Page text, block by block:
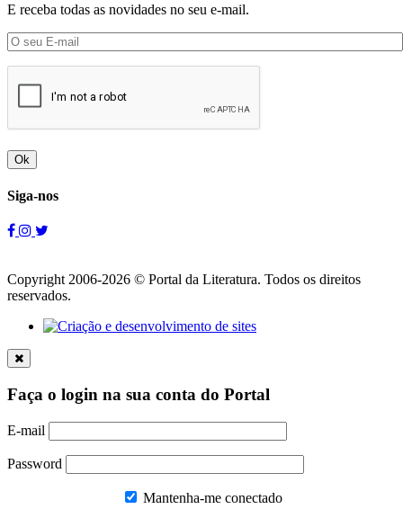
E receba todas as novidades no seu e-mail.
Ok
Siga-nos
Copyright 2006-2026 © Portal da Literatura. Todos os direitos
reservados.
Faça o login na sua conta do Portal
E-mail
Password
Mantenha-me conectado